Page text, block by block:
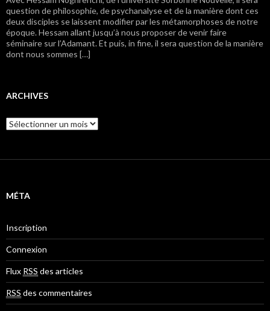
question de philosophie, de psychanalyse et de la manière dont ces
deux disciples se laissent modifier par les métamorphoses de notre
époque. Hessam allant jusqu’à nous proposer de venir faire
séminaire sur l’Adamant. Et puis, in fine, il sera question de la manière
dont nous sommes […]
ARCHIVES
A
r
s
MÉTA
Inscription
Connexion
Flux RSS des articles
RSS des commentaires